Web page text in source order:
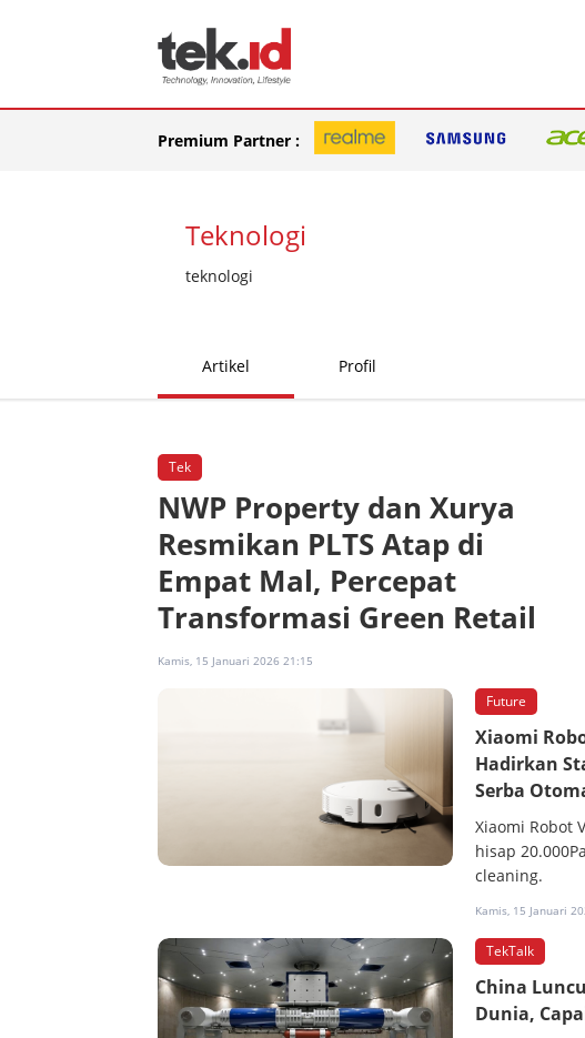
Premium Partner :
Teknologi
teknologi
Artikel Profil
Tek
NWP Property dan Xurya
Resmikan PLTS Atap di
Empat Mal, Percepat
Transformasi Green Retail
Kamis, 15 Januari 2026 21:15
Future
Xiaomi
Hadirkan
Serba
Xiaomi Robot
hisap
cleaning.
Kamis, 15 Januari
TekTalk
China
Dunia,